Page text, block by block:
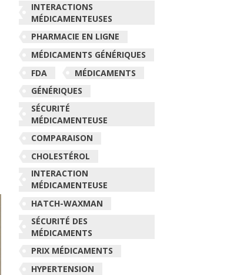
INTERACTIONS
MÉDICAMENTEUSES
PHARMACIE EN LIGNE
MÉDICAMENTS GÉNÉRIQUES
FDA
MÉDICAMENTS
GÉNÉRIQUES
SÉCURITÉ
MÉDICAMENTEUSE
COMPARAISON
CHOLESTÉROL
INTERACTION
MÉDICAMENTEUSE
HATCH-WAXMAN
SÉCURITÉ DES
MÉDICAMENTS
PRIX MÉDICAMENTS
HYPERTENSION